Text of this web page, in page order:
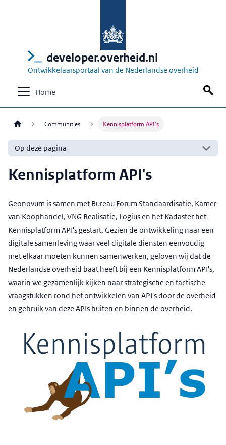
developer.overheid.nl
Ontwikkelaarsportaal van de Nederlandse overheid
Home
Communities Kennisplatform API's
Op deze pagina
Kennisplatform API's
Geonovum is samen met Bureau Forum Standaardisatie, Kamer
van Koophandel, VNG Realisatie, Logius en het Kadaster het
Kennisplatform API's gestart. Gezien de ontwikkeling naar een
digitale samenleving waar veel digitale diensten eenvoudig
met elkaar moeten kunnen samenwerken, geloven wij dat de
Nederlandse overheid baat heeft bij een Kennisplatform API's,
waarin we gezamenlijk kijken naar strategische en tactische
vraagstukken rond het ontwikkelen van API's door de overheid
en gebruik van deze APIs buiten en binnen de overheid.